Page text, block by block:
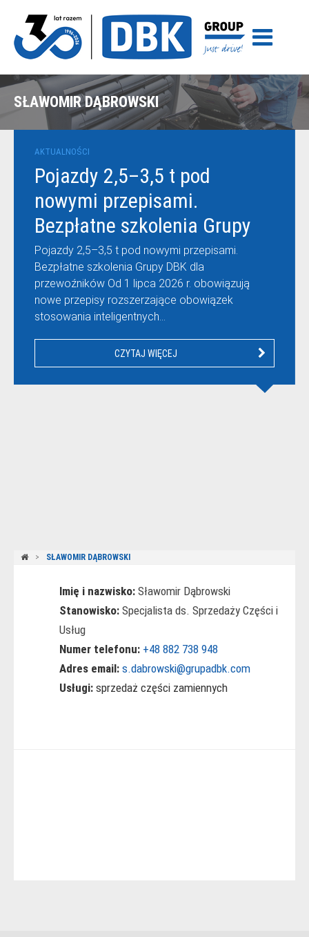
SŁAWOMIR DĄBROWSKI
AKTUALNOŚCI
Pojazdy 2,5–3,5 t pod
nowymi przepisami.
Bezpłatne szkolenia Grupy
DBK dla przewoźników
Pojazdy 2,5–3,5 t pod nowymi przepisami.
Bezpłatne szkolenia Grupy DBK dla
przewoźników Od 1 lipca 2026 r. obowiązują
nowe przepisy rozszerzające obowiązek
stosowania inteligentnych…
CZYTAJ WIĘCEJ
SŁAWOMIR DĄBROWSKI
Imię i nazwisko: Sławomir Dąbrowski
Stanowisko: Specjalista ds. Sprzedaży Części i
Usług
Numer telefonu: +48 882 738 948
Adres email: s.dabrowski@grupadbk.com
Usługi: sprzedaż części zamiennych